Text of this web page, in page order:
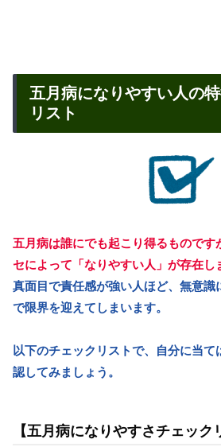
五月病になりやすい人の
リスト
五月病は誰にでも起こり得るものです
セによって「なりやすい人」が存在し
真面目で責任感が強い人ほど、無意識
で限界を迎えてしまいます。
以下のチェックリストで、自分に当
認してみましょう。
【五月病になりやすさチェック